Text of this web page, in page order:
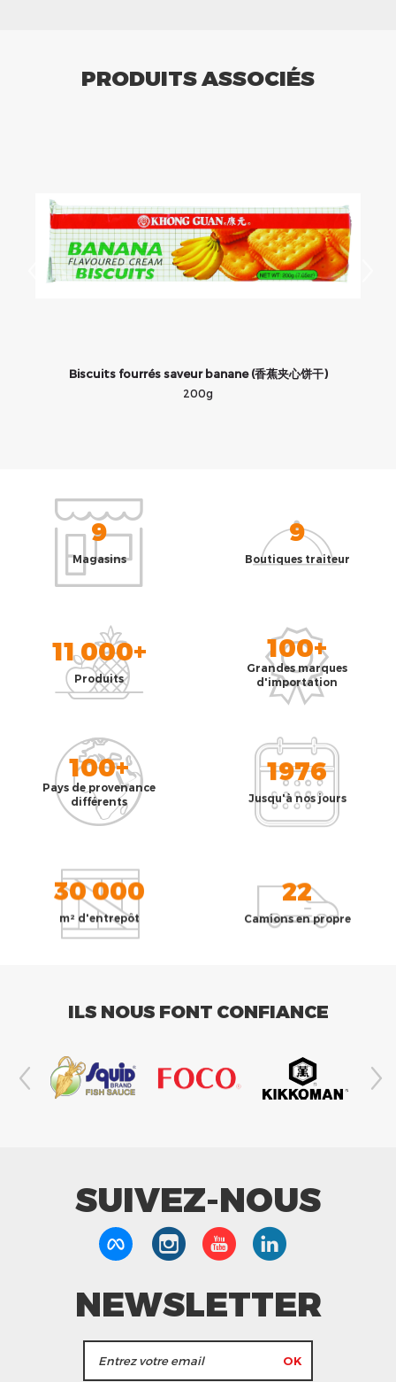
PRODUITS ASSOCIÉS
Biscuits fourrés saveur banane (香蕉夹心饼干)
200g
9
Magasins
9
Boutiques traiteur
11 000+
Produits
100+
Grandes marques
d'importation
100+
Pays de provenance
différents
1976
Jusqu'à nos jours
30 000
m² d'entrepôt
22
Camions en propre
ILS NOUS FONT CONFIANCE
SUIVEZ-NOUS
NEWSLETTER